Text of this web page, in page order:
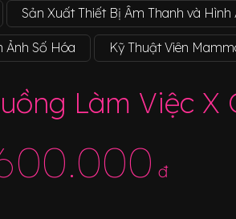
Sản Xuất Thiết Bị Âm Thanh và Hình
Ảnh Số Hóa Kỹ Thuật Viên
Làm Việc X
đ